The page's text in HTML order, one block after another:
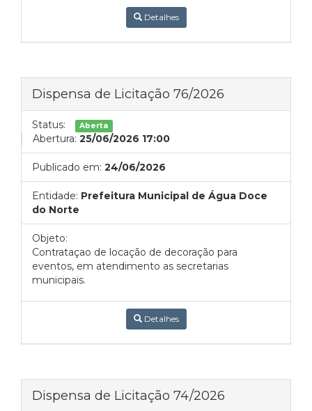
Detalhes
Dispensa de Licitação 76/2026
Status: Aberta
Abertura: 25/06/2026 17:00
Publicado em: 24/06/2026
Entidade: Prefeitura Municipal de Água Doce
do Norte
Objeto:
Contrataçao de locação de decoração para
eventos, em atendimento as secretarias
municipais.
Detalhes
Dispensa de Licitação 74/2026